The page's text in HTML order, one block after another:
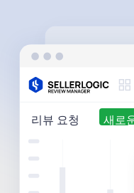
리뷰 요청 새로